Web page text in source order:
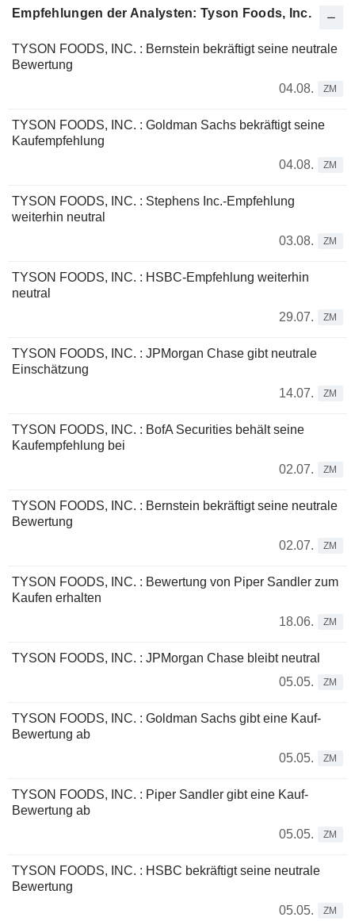
Empfehlungen der Analysten: Tyson Foods, Inc.
TYSON FOODS, INC. : Bernstein bekräftigt seine neutrale
Bewertung
04.08.
ZM
TYSON FOODS, INC. : Goldman Sachs bekräftigt seine
Kaufempfehlung
04.08.
ZM
TYSON FOODS, INC. : Stephens Inc.-Empfehlung
weiterhin neutral
03.08.
ZM
TYSON FOODS, INC. : HSBC-Empfehlung weiterhin
neutral
29.07.
ZM
TYSON FOODS, INC. : JPMorgan Chase gibt neutrale
Einschätzung
14.07.
ZM
TYSON FOODS, INC. : BofA Securities behält seine
Kaufempfehlung bei
02.07.
ZM
TYSON FOODS, INC. : Bernstein bekräftigt seine neutrale
Bewertung
02.07.
ZM
TYSON FOODS, INC. : Bewertung von Piper Sandler zum
Kaufen erhalten
18.06.
ZM
TYSON FOODS, INC. : JPMorgan Chase bleibt neutral
05.05.
ZM
TYSON FOODS, INC. : Goldman Sachs gibt eine Kauf-
Bewertung ab
05.05.
ZM
TYSON FOODS, INC. : Piper Sandler gibt eine Kauf-
Bewertung ab
05.05.
ZM
TYSON FOODS, INC. : HSBC bekräftigt seine neutrale
Bewertung
05.05.
ZM